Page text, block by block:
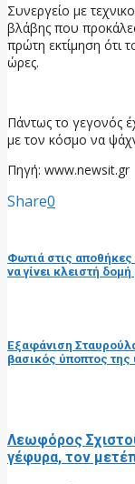
Συνεργείο με
βλάβης που
πρώτη εκτίμηση ότι
ώρες.
Πάντως το γεγονός
με τον κόσμο να
Πηγή: www.newsit.gr
Share0
Φωτιά στις
να γίνει κλειστή
Εξαφάνιση
βασικός ύποπτος
Λεωφόρος
γέφυρα, τον